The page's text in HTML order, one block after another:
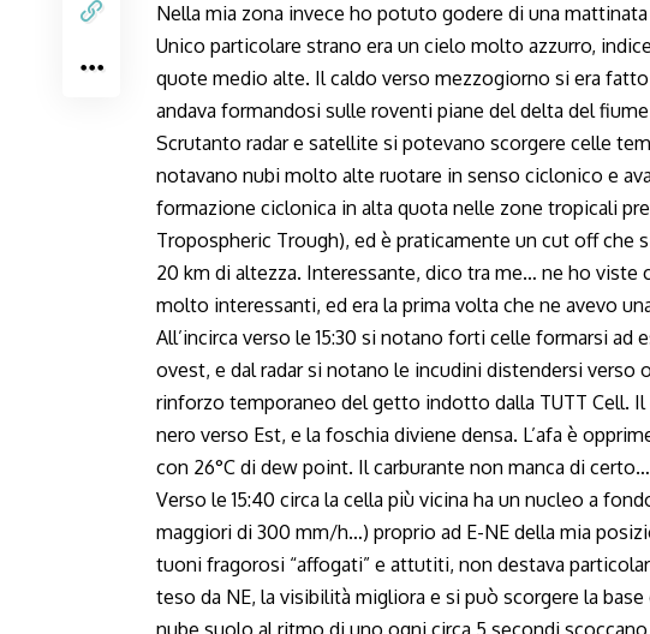
Nella mia zona invece ho potuto godere di una
Unico particolare strano era un cielo molto azzurro,
quote medio alte. Il caldo verso mezzogiorno si era
andava formandosi sulle roventi piane del delta del
Scrutanto radar e satellite si potevano scorgere celle
notavano nubi molto alte ruotare in senso ciclonico e
formazione ciclonica in alta quota nelle zone tropicali
Tropospheric Trough), ed è praticamente un cut off che
20 km di altezza. Interessante, dico tra me… ne ho viste
molto interessanti, ed era la prima volta che ne avevo
All’incirca verso le 15:30 si notano forti celle formarsi ad
ovest, e dal radar si notano le incudini distendersi verso
rinforzo temporaneo del getto indotto dalla TUTT Cell.
nero verso Est, e la foschia diviene densa. L’afa è
con 26°C di dew point. Il carburante non manca di certo…
Verso le 15:40 circa la cella più vicina ha un nucleo a
maggiori di 300 mm/h…) proprio ad E-NE della mia
tuoni fragorosi “affogati” e attutiti, non destava
teso da NE, la visibilità migliora e si può scorgere la
nube suolo al ritmo di uno ogni circa 5 secondi